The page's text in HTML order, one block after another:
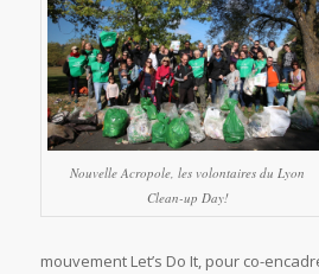
Nouvelle Acropole, les volontaires du Lyon
Clean-up Day!
mouvement Let’s Do It, pour co-